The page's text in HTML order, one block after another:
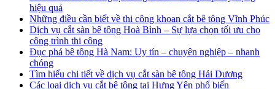
hiệu quả
Những điều cần biết về thi công khoan cắt bê tông Vĩnh Phúc
Dịch vụ cắt sàn bê tông Hoà Bình – Sự lựa chọn tối ưu cho
công trình thi công
Đục phá bê tông Hà Nam: Uy tín – chuyên nghiệp – nhanh
chóng
Tìm hiểu chi tiết về dịch vụ cắt sàn bê tông Hải Dương
Các loại dịch vụ cắt bê tông tại Hưng Yên phổ biến